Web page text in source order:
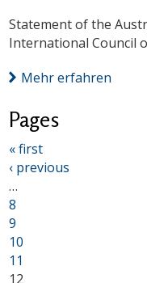
Statement of the
International Council
Mehr erfahren
Pages
« first
‹ previous
…
8
9
10
11
12